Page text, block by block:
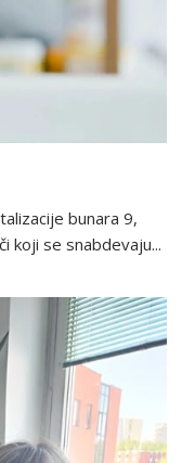
bunara 9,
koji se snabdevaju...